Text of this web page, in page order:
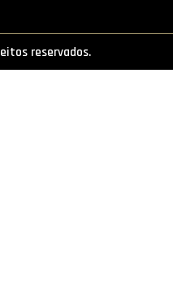
reservados.